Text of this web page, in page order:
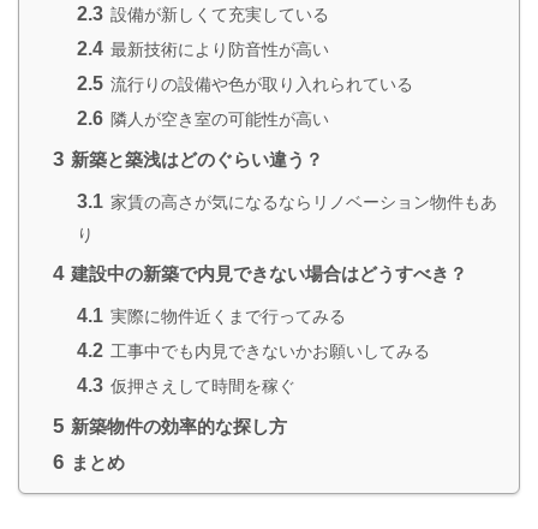
2.3 設備が新しくて充実している
2.4 最新技術により防音性が高い
2.5 流行りの設備や色が取り入れられている
2.6 隣人が空き室の可能性が高い
3 新築と築浅はどのぐらい違う？
3.1 家賃の高さが気になるならリノベーション物件もあ
り
4 建設中の新築で内見できない場合はどうすべき？
4.1 実際に物件近くまで行ってみる
4.2 工事中でも内見できないかお願いしてみる
4.3 仮押さえして時間を稼ぐ
5 新築物件の効率的な探し方
6 まとめ